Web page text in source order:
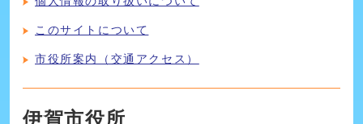
このサイトについて
市役所案内（交通アクセス）
伊賀市役所